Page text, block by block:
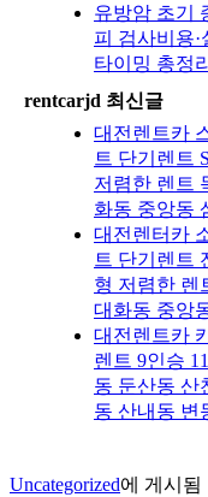
유방암 초기
피 검사비용
타이밍 총정리
rentcarjd 최신글
대전렌트카
트 단기렌트
저렴한 렌트
화동 중앙동
대전렌터카
트 단기렌트
형 저렴한 렌
대화동 중앙
대전렌트카
렌트 9인승
동 둔산동 산
동 산내동 변
Uncategorized에 게시됨